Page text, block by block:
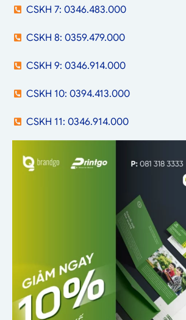
CSKH 7: 0346.483.000
CSKH 8: 0359.479.000
CSKH 9: 0346.914.000
CSKH 10: 0394.413.000
CSKH 11: 0346.914.000